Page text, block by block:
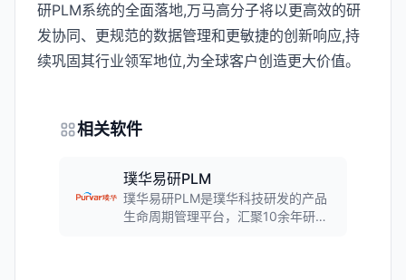
研PLM系统的全面落地,万马高分子将以更高效的研
发协同、更规范的数据管理和更敏捷的创新响应,持
续巩固其行业领军地位,为全球客户创造更大价值。
相关软件
璞华易研PLM
璞华易研PLM是璞华科技研发的产品
生命周期管理平台，汇聚10余年研发